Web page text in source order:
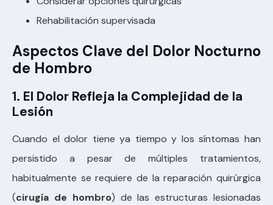
Rehabilitación supervisada
Aspectos Clave del Dolor Nocturno
de Hombro
1. El Dolor Refleja la Complejidad de la
Lesión
Cuando el dolor tiene ya tiempo y los síntomas han
persistido a pesar de múltiples tratamientos,
habitualmente se requiere de la reparación quirúrgica
(cirugía de hombro) de las estructuras lesionadas